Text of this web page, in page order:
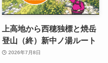
上高地から西穂独標と焼岳
登山（終）新中ノ湯ルート
2026年7月8日